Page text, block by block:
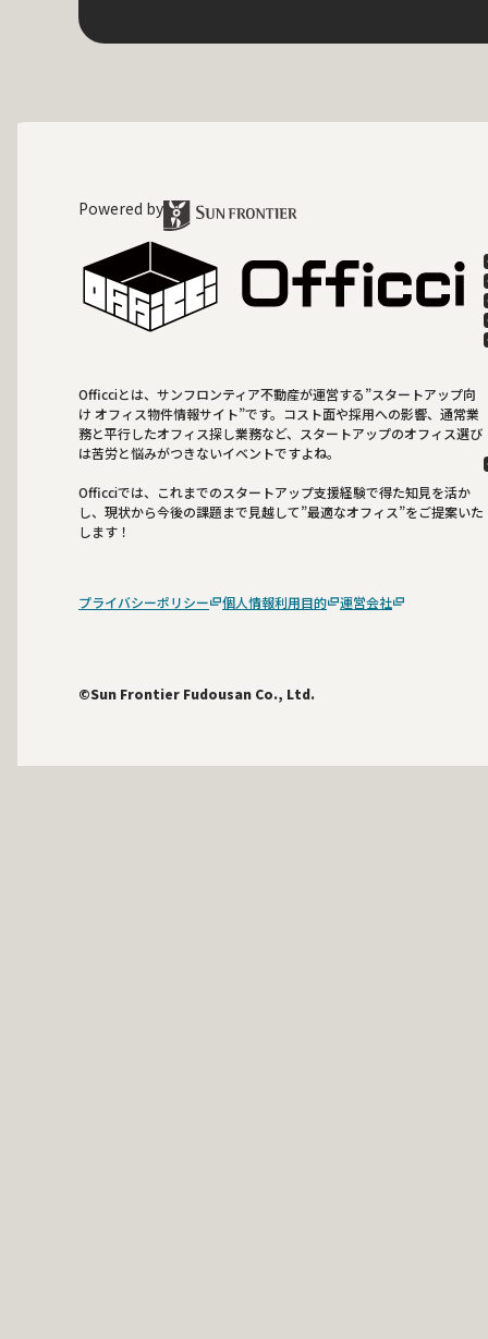
Powered by
Officciとは、サンフロンティア不動産が運営する”スタートアップ向
け オフィス物件情報サイト”です。コスト面や採用への影響、通常業
務と平行したオフィス探し業務など、スタートアップのオフィス選び
は苦労と悩みがつきないイベントですよね。
Officciでは、これまでのスタートアップ支援経験で得た知見を活か
し、現状から今後の課題まで見越して”最適なオフィス”をご提案いた
します！
プライバシーポリシー 個人情報利用目的 運営会社
©Sun Frontier Fudousan Co., Ltd.